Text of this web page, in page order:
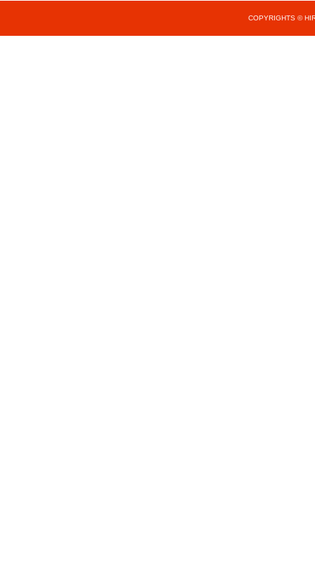
COPYRIGHTS ©